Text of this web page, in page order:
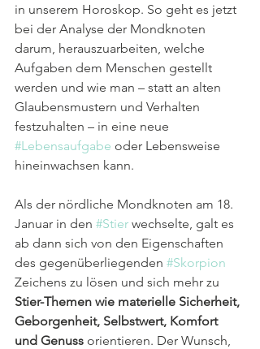
in unserem Horoskop. So geht es jetzt
bei der Analyse der Mondknoten
darum, herauszuarbeiten, welche
Aufgaben dem Menschen gestellt
werden und wie man – statt an alten
Glaubensmustern und Verhalten
festzuhalten – in eine neue
#Lebensaufgabe oder Lebensweise
hineinwachsen kann.
Als der nördliche Mondknoten am 18.
Januar in den #Stier wechselte, galt es
ab dann sich von den Eigenschaften
des gegenüberliegenden #Skorpion
Zeichens zu lösen und sich mehr zu
Stier-Themen wie materielle Sicherheit,
Geborgenheit, Selbstwert, Komfort
und Genuss orientieren. Der Wunsch,